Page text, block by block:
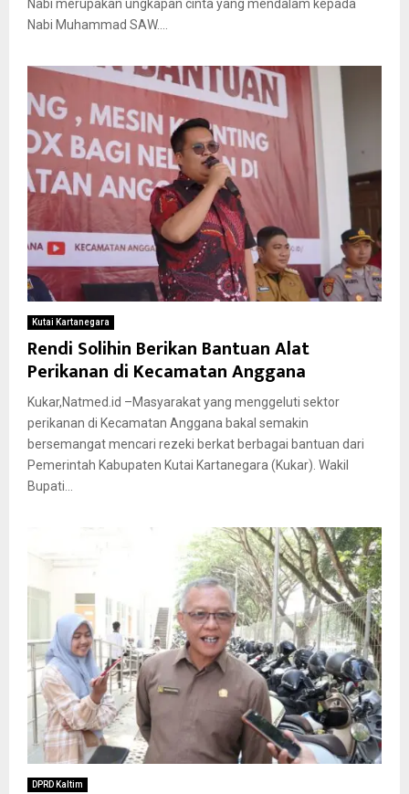
Nabi merupakan ungkapan cinta yang mendalam kepada
Nabi Muhammad SAW....
Kutai Kartanegara
Rendi Solihin Berikan Bantuan Alat
Perikanan di Kecamatan Anggana
Kukar,Natmed.id –Masyarakat yang menggeluti sektor
perikanan di Kecamatan Anggana bakal semakin
bersemangat mencari rezeki berkat berbagai bantuan dari
Pemerintah Kabupaten Kutai Kartanegara (Kukar). Wakil
Bupati...
DPRD Kaltim